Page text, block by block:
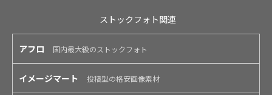
ストックフォト関連
アフロ 国内最大級のストックフォト
イメージマート 投稿型の格安画像素材